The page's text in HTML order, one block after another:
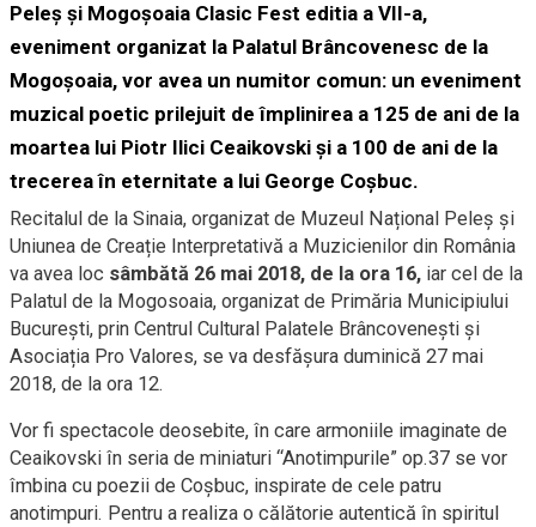
Peleș și Mogoșoaia Clasic Fest editia a VII-a,
eveniment organizat la Palatul Brâncovenesc de la
Mogoșoaia, vor avea un numitor comun: un eveniment
muzical poetic prilejuit de împlinirea a 125 de ani de la
moartea lui Piotr Ilici Ceaikovski și a 100 de ani de la
trecerea în eternitate a lui George Coșbuc.
Recitalul de la Sinaia, organizat de Muzeul Național Peleș și
Uniunea de Creație Interpretativă a Muzicienilor din România
va avea loc sâmbătă 26 mai 2018, de la ora 16, iar cel de la
Palatul de la Mogosoaia, organizat de Primăria Municipiului
București, prin Centrul Cultural Palatele Brâncovenești și
Asociația Pro Valores, se va desfășura duminică 27 mai
2018, de la ora 12.
Vor fi spectacole deosebite, în care armoniile imaginate de
Ceaikovski în seria de miniaturi “Anotimpurile” op.37 se vor
îmbina cu poezii de Coșbuc, inspirate de cele patru
anotimpuri. Pentru a realiza o călătorie autentică în spiritul